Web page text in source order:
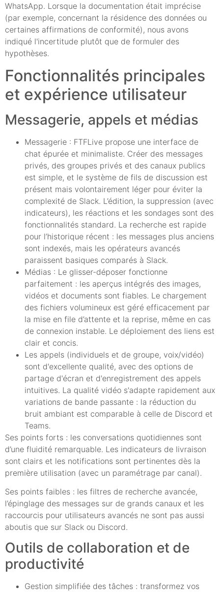
WhatsApp. Lorsque la documentation était imprécise
(par exemple, concernant la résidence des données ou
certaines affirmations de conformité), nous avons
indiqué l'incertitude plutôt que de formuler des
hypothèses.
Fonctionnalités principales
et expérience utilisateur
Messagerie, appels et médias
Messagerie : FTFLive propose une interface de
chat épurée et minimaliste. Créer des messages
privés, des groupes privés et des canaux publics
est simple, et le système de fils de discussion est
présent mais volontairement léger pour éviter la
complexité de Slack. L’édition, la suppression (avec
indicateurs), les réactions et les sondages sont des
fonctionnalités standard. La recherche est rapide
pour l’historique récent : les messages plus anciens
sont indexés, mais les opérateurs avancés
paraissent basiques comparés à Slack.
Médias : Le glisser-déposer fonctionne
parfaitement : les aperçus intégrés des images,
vidéos et documents sont fiables. Le chargement
des fichiers volumineux est géré efficacement par
la mise en file d’attente et la reprise, même en cas
de connexion instable. Le déploiement des liens est
clair et concis.
Les appels (individuels et de groupe, voix/vidéo)
sont d'excellente qualité, avec des options de
partage d'écran et d'enregistrement des appels
intuitives. La qualité vidéo s'adapte rapidement aux
variations de bande passante : la réduction du
bruit ambiant est comparable à celle de Discord et
Teams.
Ses points forts : les conversations quotidiennes sont
d’une fluidité remarquable. Les indicateurs de livraison
sont clairs et les notifications sont pertinentes dès la
première utilisation (avec un paramétrage par canal).
Ses points faibles : les filtres de recherche avancée,
l’épinglage des messages sur de grands canaux et les
raccourcis pour utilisateurs avancés ne sont pas aussi
aboutis que sur Slack ou Discord.
Outils de collaboration et de
productivité
Gestion simplifiée des tâches : transformez vos